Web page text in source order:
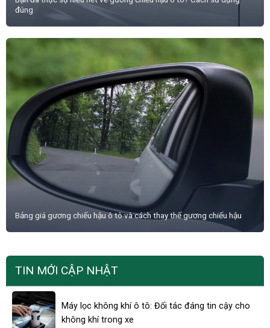
đúng
Bảng giá gương chiếu hậu ô tô và cách thay thế gương chiếu hậu
TIN MỚI CẬP NHẬT
Máy lọc không khí ô tô: Đối tác đáng tin cậy cho
không khí trong xe